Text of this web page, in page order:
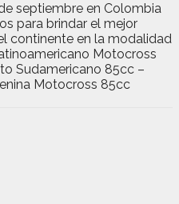
septiembre en Colombia
para brindar el mejor
continente en la modalidad
Motocross
Sudamericano 85cc –
Motocross 85cc